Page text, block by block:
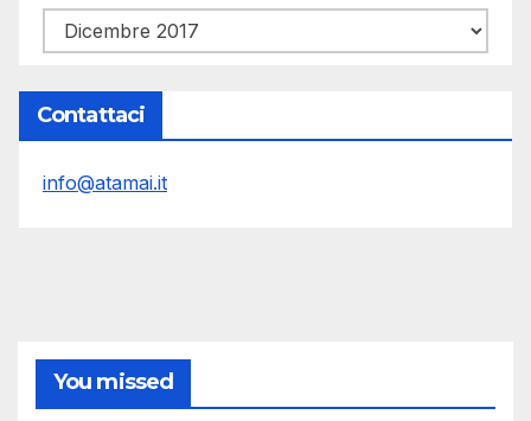
Archivi
Contattaci
info@atamai.it
You missed